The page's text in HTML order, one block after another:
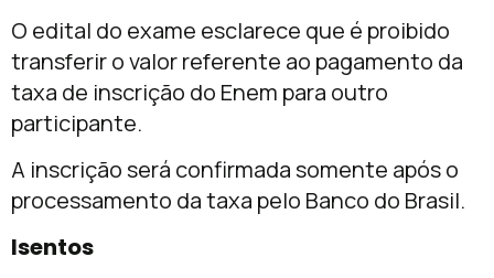
O edital do exame esclarece que é proibido
transferir o valor referente ao pagamento da
taxa de inscrição do Enem para outro
participante.
A inscrição será confirmada somente após o
processamento da taxa pelo Banco do Brasil.
Isentos